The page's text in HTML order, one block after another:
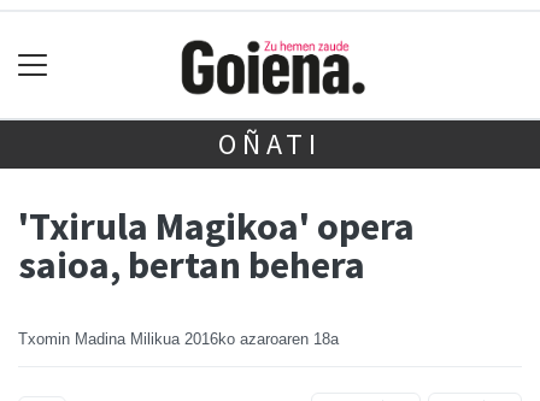
OÑATI
'Txirula Magikoa' opera
saioa, bertan behera
Txomin Madina Milikua 2016ko azaroaren 18a